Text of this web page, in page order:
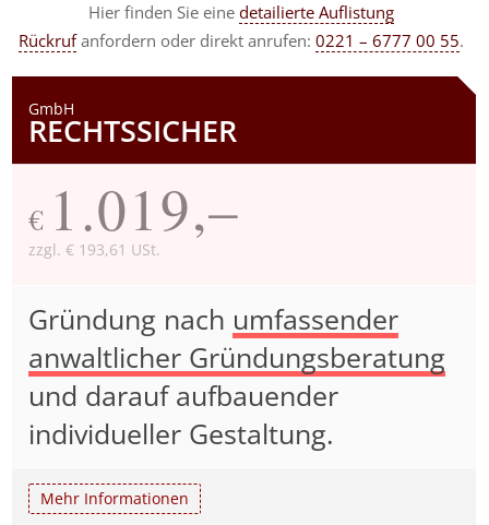
Hier finden Sie einedetailierte Auflistung
Rückrufanfordern oder direkt anrufen:0221 – 6777 00 55.
GmbH
RECHTSSICHER
€ 1.019,–
zzgl. € 193,61 USt.
Gründung nach umfassender
anwaltlicher Gründungsberatung
und darauf aufbauender
individueller Gestaltung.
Mehr Informationen